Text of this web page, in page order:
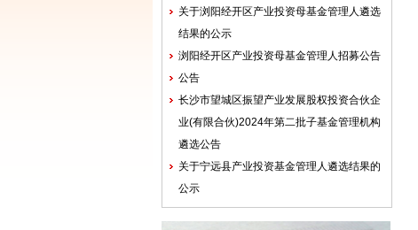
关于浏阳经开区产业投资母基金管理人遴选
结果的公示
浏阳经开区产业投资母基金管理人招募公告
公告
长沙市望城区振望产业发展股权投资合伙企
业(有限合伙)2024年第二批子基金管理机构
遴选公告
关于宁远县产业投资基金管理人遴选结果的
公示